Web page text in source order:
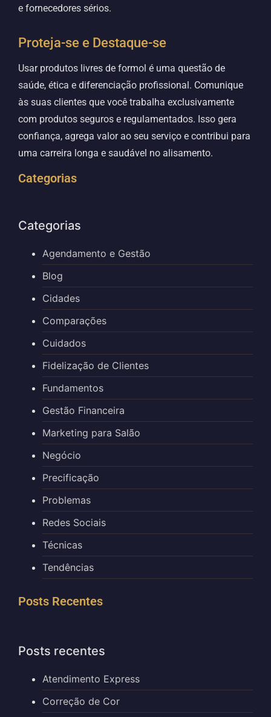
e fornecedores sérios.
Proteja-se e Destaque-se
Usar produtos livres de formol é uma questão de
saúde, ética e diferenciação profissional. Comunique
às suas clientes que você trabalha exclusivamente
com produtos seguros e regulamentados. Isso gera
confiança, agrega valor ao seu serviço e contribui para
uma carreira longa e saudável no alisamento.
Categorias
Categorias
Agendamento e Gestão
Blog
Cidades
Comparações
Cuidados
Fidelização de Clientes
Fundamentos
Gestão Financeira
Marketing para Salão
Negócio
Precificação
Problemas
Redes Sociais
Técnicas
Tendências
Posts Recentes
Posts recentes
Atendimento Express
Correção de Cor